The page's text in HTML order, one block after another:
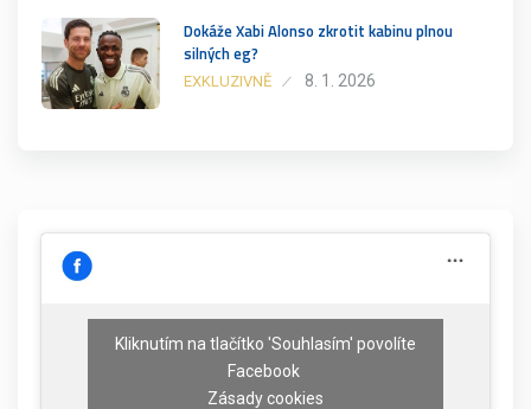
Dokáže Xabi Alonso zkrotit kabinu plnou
silných eg?
EXKLUZIVNĚ 8. 1. 2026
Kliknutím na tlačítko 'Souhlasím' povolíte
Facebook
Zásady cookies